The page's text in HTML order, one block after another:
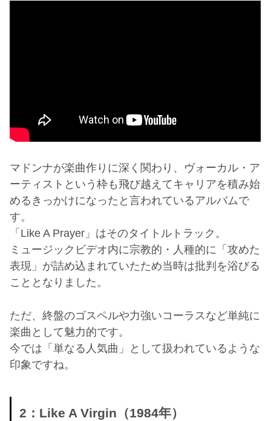
マドンナが楽曲作りに深く関わり、ヴォーカル・ア
ーティストという枠も飛び越えてキャリアを積み始
めるきっかけになったと言われているアルバムで
す。
「Like A Prayer」はそのタイトルトラック。
ミュージックビデオ内に宗教的・人種的に「攻めた
表現」が詰め込まれていたため当時は批判を浴びる
こととなりました。
ただ、終盤のゴスペルや力強いコーラスなど単純に
楽曲として魅力的です。
今では「単なる人気曲」として扱われているような
印象ですね。
2：Like A Virgin（1984年）